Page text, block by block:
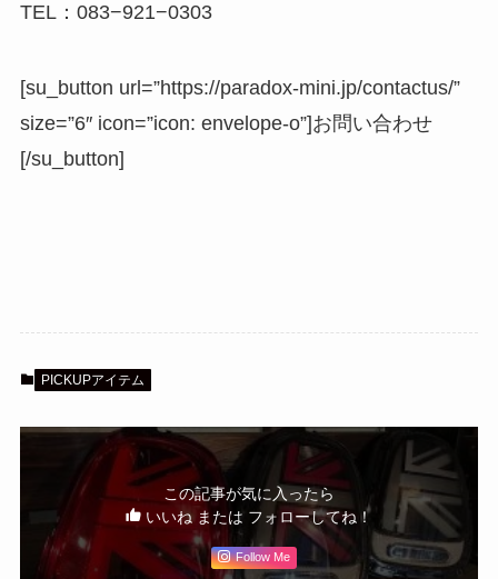
TEL：083−921−0303
[su_button url=”https://paradox-mini.jp/contactus/”
size=”6″ icon=”icon: envelope-o”]お問い合わせ
[/su_button]
PICKUPアイテム
この記事が気に入ったら
いいね または フォローしてね！
Follow Me